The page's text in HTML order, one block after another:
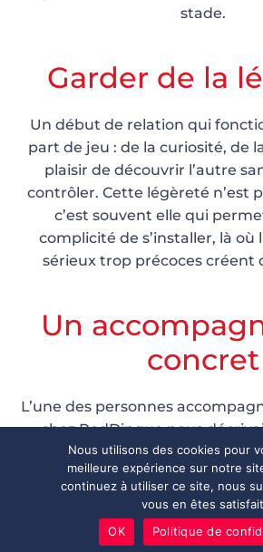
stade.
Garder de la
Un début de relation qui
part de jeu : de la curiosité, de
plaisir de découvrir l’autre
contrôler. Cette légèreté n’est
c’est souvent elle qui
complicité de s’installer, là où
sérieux trop précoces créent
Un
concret
L’une des personnes
chez RedDingue nous
relation où elle relançait
un silence de plus de quelques
que « ça retombe ». En
— distinguer besoin et envie,
laisser de la place — elle a pu
Nous utilisons des cookies pour
meilleure expérience sur notre
continuez à utiliser ce site, nous
vous en êtes
OK
Politique de